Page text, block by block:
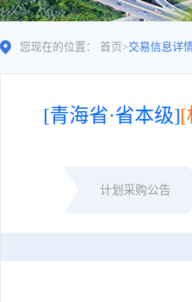
您现在的位置： 首页 >交易信息详
[青海省·省本级][
计划采购公告